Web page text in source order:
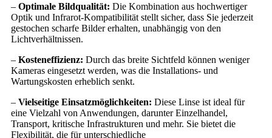
– Optimale Bildqualität: Die Kombination aus hochwertiger
Optik und Infrarot-Kompatibilität stellt sicher, dass Sie jederzeit
gestochen scharfe Bilder erhalten, unabhängig von den
Lichtverhältnissen.
– Kosteneffizienz: Durch das breite Sichtfeld können weniger
Kameras eingesetzt werden, was die Installations- und
Wartungskosten erheblich senkt.
– Vielseitige Einsatzmöglichkeiten: Diese Linse ist ideal für
eine Vielzahl von Anwendungen, darunter Einzelhandel,
Transport, kritische Infrastrukturen und mehr. Sie bietet die
Flexibilität, die für unterschiedliche